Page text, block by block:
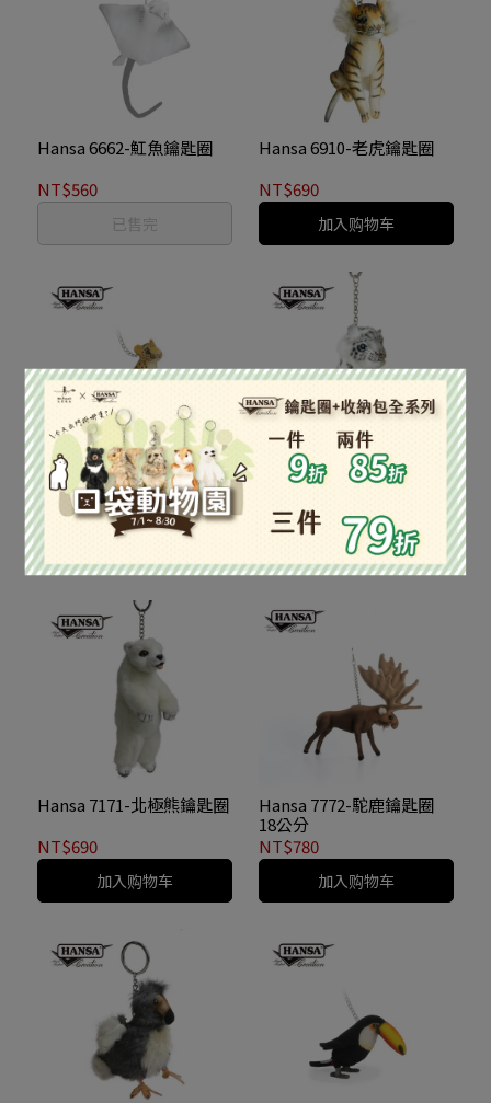
Hansa 6662-魟魚鑰匙圈
NT$560
已售完
Hansa 6910-老虎鑰匙圈
NT$690
加入购物车
Hansa 6911-獵豹鑰匙圈
13公分
NT$650
Hansa 6917-雪豹鑰匙圈
NT$830
加入购物车
Hansa 7171-北極熊鑰匙圈
NT$690
加入购物车
Hansa 7772-駝鹿鑰匙圈
18公分
NT$780
加入购物车